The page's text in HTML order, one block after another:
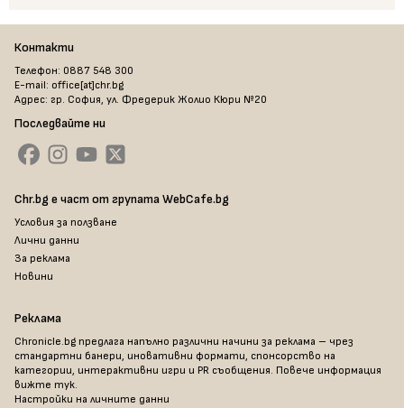
Контакти
Телефон: 0887 548 300
E-mail: office[at]chr.bg
Адрес: гр. София, ул. Фредерик Жолио Кюри №20
Последвайте ни
Chr.bg е част от групата WebCafe.bg
Условия за ползване
Лични данни
За реклама
Новини
Реклама
Chronicle.bg предлага напълно различни начини за реклама – чрез
стандартни банери, иновативни формати, спонсорство на
категории, интерактивни игри и PR съобщения. Повече информация
вижте тук.
Настройки на личните данни